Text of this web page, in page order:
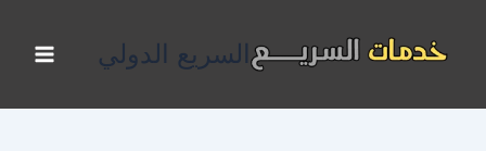
المحتوى
السريع الدولي